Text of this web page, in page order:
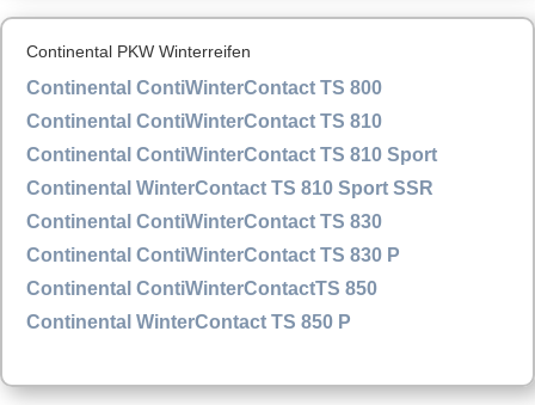
Continental PKW Winterreifen
Continental ContiWinterContact TS 800
Continental ContiWinterContact TS 810
Continental ContiWinterContact TS 810 Sport
Continental WinterContact TS 810 Sport SSR
Continental ContiWinterContact TS 830
Continental ContiWinterContact TS 830 P
Continental ContiWinterContactTS 850
Continental WinterContact TS 850 P